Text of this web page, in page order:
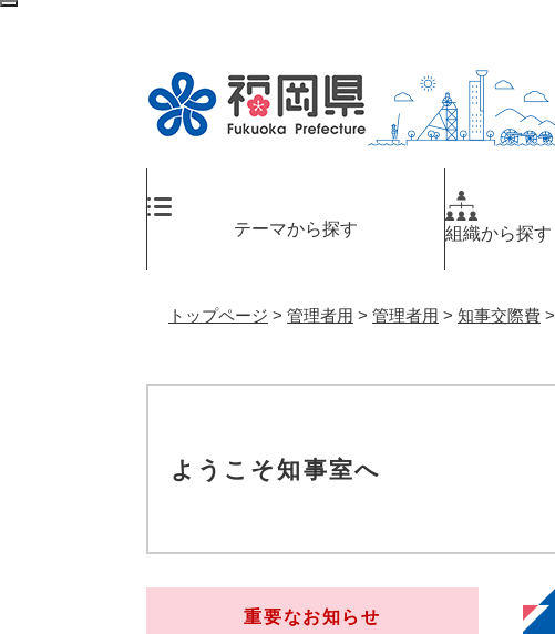
ペ
メ
テーマから探す 組織から探す
トップページ > 管理者用 > 管理者用 > 知事交際費 >
ようこそ知事室へ
本
重要なお知らせ